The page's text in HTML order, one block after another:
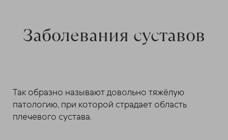
Заболевания суставов
Так образно называют довольно тяжёлую
патологию, при которой страдает область
плечевого сустава.